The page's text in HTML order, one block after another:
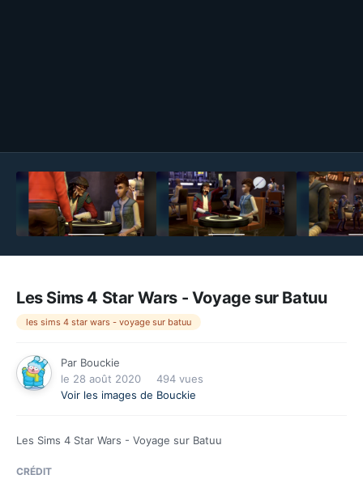
Les Sims 4 Star Wars - Voyage sur Batuu
les sims 4 star wars - voyage sur batuu
Par Bouckie
le 28 août 2020
494 vues
Voir les images de Bouckie
Les Sims 4 Star Wars - Voyage sur Batuu
CRÉDIT